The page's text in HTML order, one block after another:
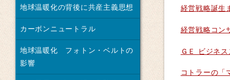
経営戦略誕生
経営戦略コン
ＧＥ ビジネ
コトラーの「
地球温暖化の背後に共産主義思想
カーボンニュートラル
地球温暖化 フォトン・ベルトの
影響